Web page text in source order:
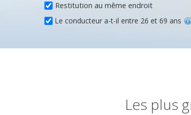
Restitution au même endroit
Le conducteur a-t-il entre 26 et 69 ans
Les plus